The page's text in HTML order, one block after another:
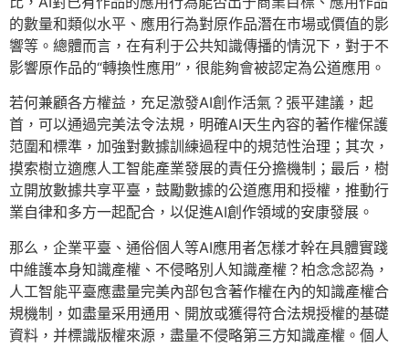
的數量和類似水平、應用行為對原作品潛在市場或價值的影
響等。總體而言，在有利于公共知識傳播的情況下，對于不
影響原作品的“轉換性應用”，很能夠會被認定為公道應用。
若何兼顧各方權益，充足激發AI創作活氣？張平建議，起
首，可以通過完美法令法規，明確AI天生內容的著作權保護
范圍和標準，加強對數據訓練過程中的規范性治理；其次，
摸索樹立適應人工智能產業發展的責任分擔機制；最后，樹
立開放數據共享平臺，鼓勵數據的公道應用和授權，推動行
業自律和多方一起配合，以促進AI創作領域的安康發展。
那么，企業平臺、通俗個人等AI應用者怎樣才幹在具體實踐
中維護本身知識產權、不侵略別人知識產權？柏念念認為，
人工智能平臺應盡量完美內部包含著作權在內的知識產權合
規機制，如盡量采用通用、開放或獲得符合法規授權的基礎
資料，并標識版權來源，盡量不侵略第三方知識產權。個人